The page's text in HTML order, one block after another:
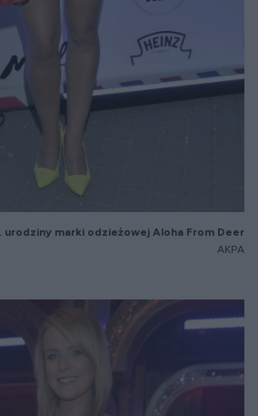
urodziny marki odzieżowej Aloha From Deer
AKPA